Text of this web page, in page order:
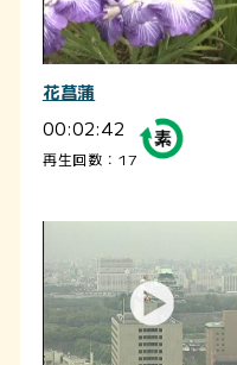
花菖蒲
00:02:42
再生回数：17